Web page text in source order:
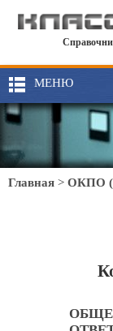
МЕНЮ
Главная > ОКПО